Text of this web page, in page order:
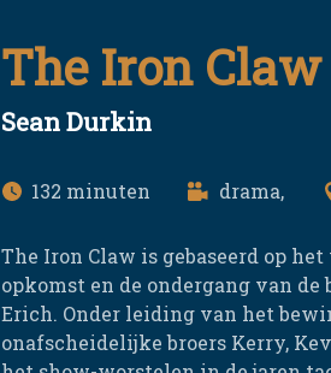
The Iron Claw
Sean Durkin
132 drama,
The Iron Claw is gebaseerd op
opkomst en de ondergang van
Erich. Onder leiding van het
onafscheidelijke broers Kerry,